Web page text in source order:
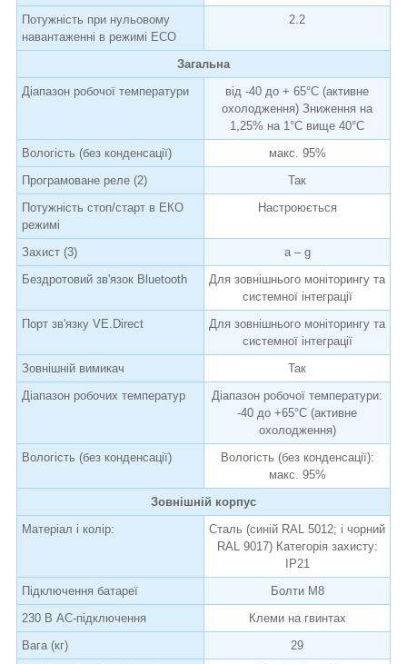
Потужність при нульовому
навантаженні в режимі ECO
2.2
Загальна
Діапазон робочої температури
від -40 до + 65°C (активне
охолодження) Зниження на
1,25% на 1°C вище 40°C
Вологість (без конденсації)
макс. 95%
Програмоване реле (2)
Так
Потужність стоп/старт в ЕКО
режимі
Настроюється
Захист (3)
a – g
Бездротовий зв'язок Bluetooth
Для зовнішнього моніторингу та
системної інтеграції
Порт зв'язку VE.Direct
Для зовнішнього моніторингу та
системної інтеграції
Зовнішній вимикач
Так
Діапазон робочих температур
Діапазон робочої температури:
-40 до +65°C (активне
охолодження)
Вологість (без конденсації)
Вологість (без конденсації):
макс. 95%
Зовнішній корпус
Матеріал і колір:
Сталь (синій RAL 5012; і чорний
RAL 9017) Категорія захисту:
IP21
Підключення батареї
Болти M8
230 В AC-підключення
Клеми на гвинтах
Вага (кг)
29